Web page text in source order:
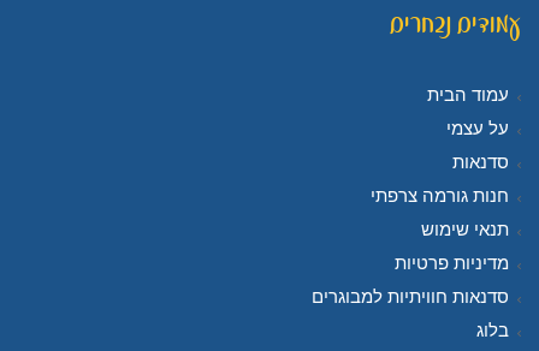
עמודים נבחרים
עמוד הבית
על עצמי
סדנאות
חנות גורמה צרפתי
תנאי שימוש
מדיניות פרטיות
סדנאות חוויתיות למבוגרים
בלוג